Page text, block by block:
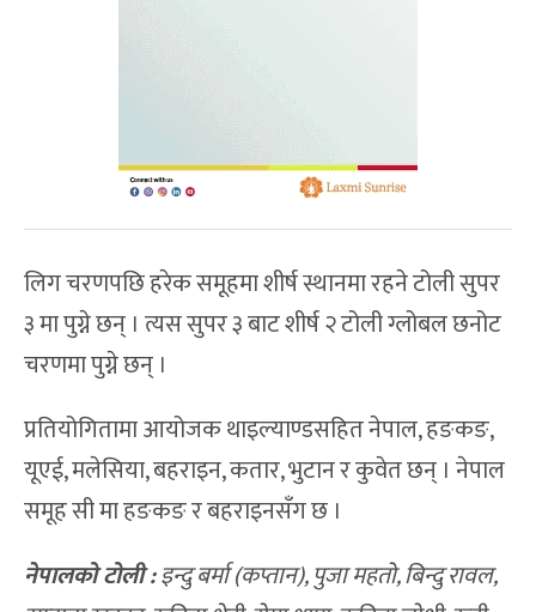
लिग चरणपछि हरेक समूहमा शीर्ष स्थानमा रहने टोली सुपर
३ मा पुग्ने छन् । त्यस सुपर ३ बाट शीर्ष २ टोली ग्लोबल छनोट
चरणमा पुग्ने छन् ।
प्रतियोगितामा आयोजक थाइल्याण्डसहित नेपाल, हङकङ,
यूएई, मलेसिया, बहराइन, कतार, भुटान र कुवेत छन् । नेपाल
समूह सी मा हङकङ र बहराइनसँग छ ।
नेपालको टोली :इन्दु बर्मा (कप्तान), पुजा महतो, बिन्दु रावल,